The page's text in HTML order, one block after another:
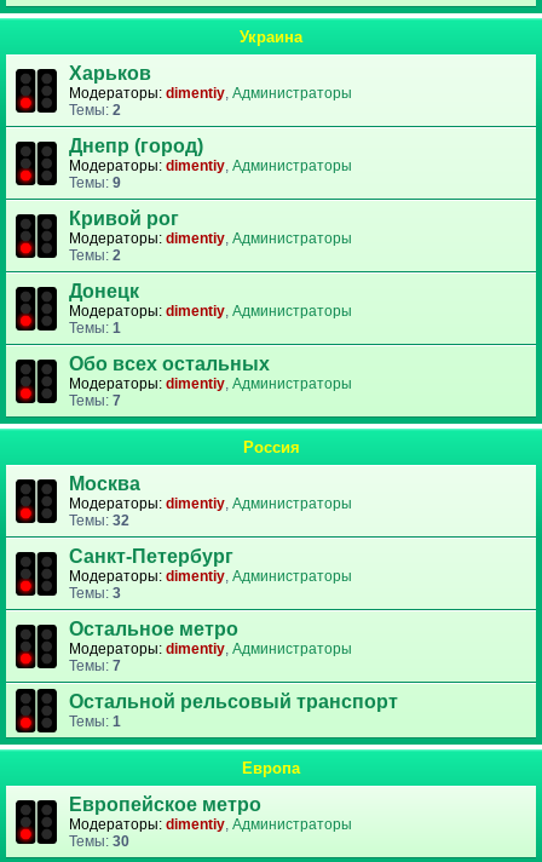
Украина
Харьков
Модераторы: dimentiy, Администраторы
Темы: 2
Днепр (город)
Модераторы: dimentiy, Администраторы
Темы: 9
Кривой рог
Модераторы: dimentiy, Администраторы
Темы: 2
Донецк
Модераторы: dimentiy, Администраторы
Темы: 1
Обо всех остальных
Модераторы: dimentiy, Администраторы
Темы: 7
Россия
Москва
Модераторы: dimentiy, Администраторы
Темы: 32
Санкт-Петербург
Модераторы: dimentiy, Администраторы
Темы: 3
Остальное метро
Модераторы: dimentiy, Администраторы
Темы: 7
Остальной рельсовый транспорт
Темы: 1
Европа
Европейское метро
Модераторы: dimentiy, Администраторы
Темы: 30